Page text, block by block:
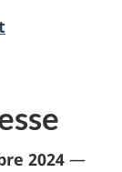
2024 —